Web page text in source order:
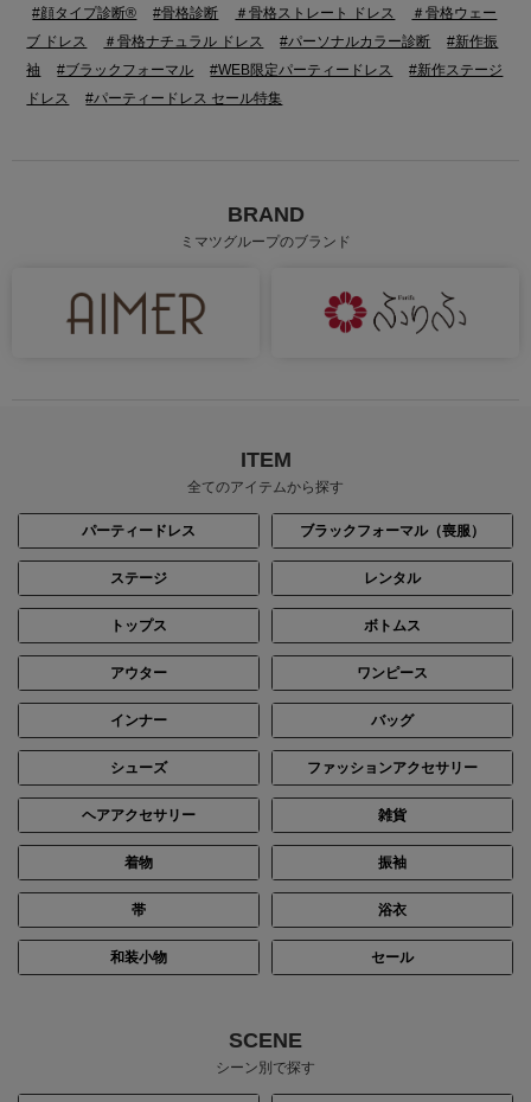
#顔タイプ診断® #骨格診断 ＃骨格ストレート ドレス
＃骨格ウェー
ブ ドレス
＃骨格ナチュラル ドレス #パーソナルカラー診断
#新作振
袖
#ブラックフォーマル #WEB限定パーティードレス
#新作ステージ
ドレス
#パーティードレス セール特集
BRAND
ミマツグループのブランド
ITEM
全てのアイテムから探す
パーティードレス ブラックフォーマル（喪服）
ステージ レンタル
トップス ボトムス
アウター ワンピース
インナー バッグ
シューズ ファッションアクセサリー
ヘアアクセサリー 雑貨
着物 振袖
帯 浴衣
和装小物 セール
SCENE
シーン別で探す